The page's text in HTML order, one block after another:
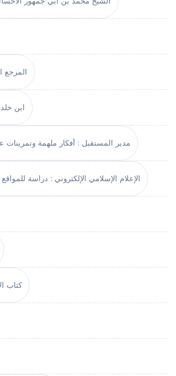
المرجع
ابن
مدير المستقبل : أفكار ملهمة وتمرينات
الإعلام الإسلامي الإلكتروني : دراسة
كتاب